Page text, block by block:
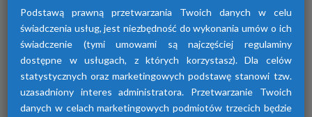
Osuszacze adsorpcyjne
Podstawą prawną przetwarzania Twoich danych w celu
świadczenia usług, jest niezbędność do wykonania umów o ich
świadczenie (tymi umowami są najczęściej regulaminy
dostępne w usługach, z których korzystasz). Dla celów
statystycznych oraz marketingowych podstawę stanowi tzw.
uzasadniony interes administratora. Przetwarzanie Twoich
danych w celach marketingowych podmiotów trzecich będzie